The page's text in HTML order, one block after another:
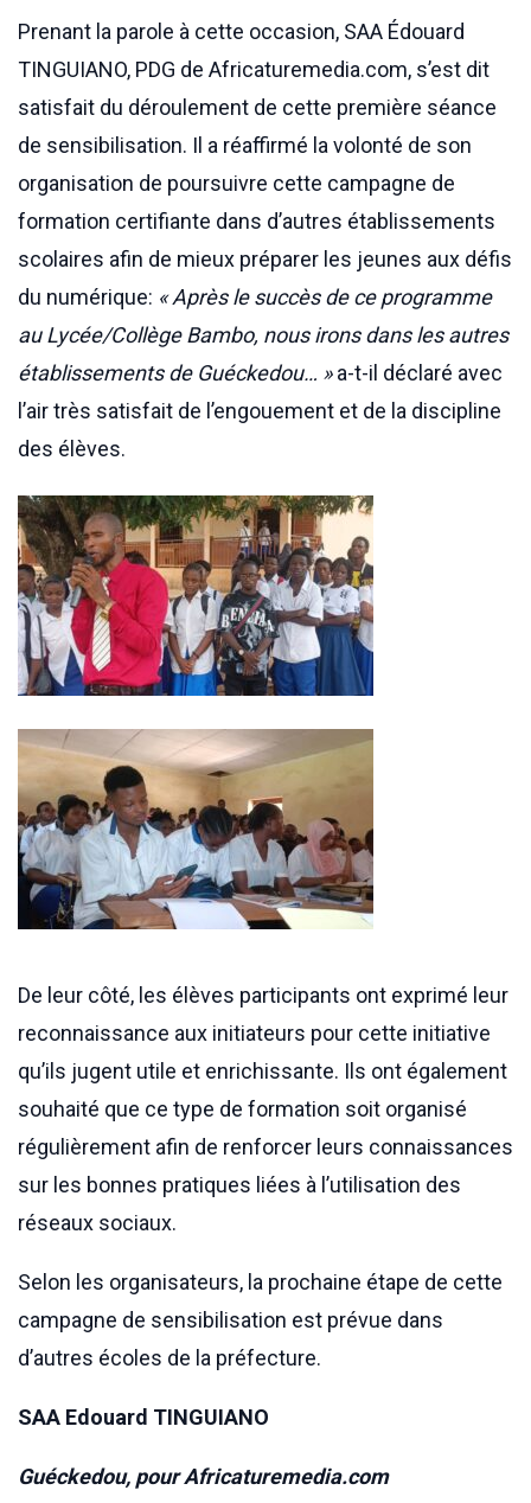
Prenant la parole à cette occasion, SAA Édouard
TINGUIANO, PDG de Africaturemedia.com, s’est dit
satisfait du déroulement de cette première séance
de sensibilisation. Il a réaffirmé la volonté de son
organisation de poursuivre cette campagne de
formation certifiante dans d’autres établissements
scolaires afin de mieux préparer les jeunes aux défis
du numérique: « Après le succès de ce programme
au Lycée/Collège Bambo, nous irons dans les autres
établissements de Guéckedou… »a-t-il déclaré avec
l’air très satisfait de l’engouement et de la discipline
des élèves.
De leur côté, les élèves participants ont exprimé leur
reconnaissance aux initiateurs pour cette initiative
qu’ils jugent utile et enrichissante. Ils ont également
souhaité que ce type de formation soit organisé
régulièrement afin de renforcer leurs connaissances
sur les bonnes pratiques liées à l’utilisation des
réseaux sociaux.
Selon les organisateurs, la prochaine étape de cette
campagne de sensibilisation est prévue dans
d’autres écoles de la préfecture.
SAA Edouard TINGUIANO
Guéckedou, pour Africaturemedia.com